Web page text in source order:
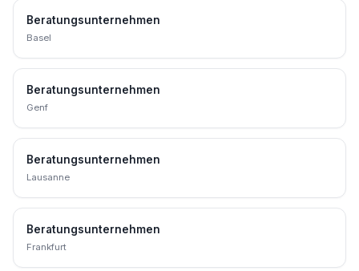
Beratungsunternehmen
Basel
Beratungsunternehmen
Genf
Beratungsunternehmen
Lausanne
Beratungsunternehmen
Frankfurt